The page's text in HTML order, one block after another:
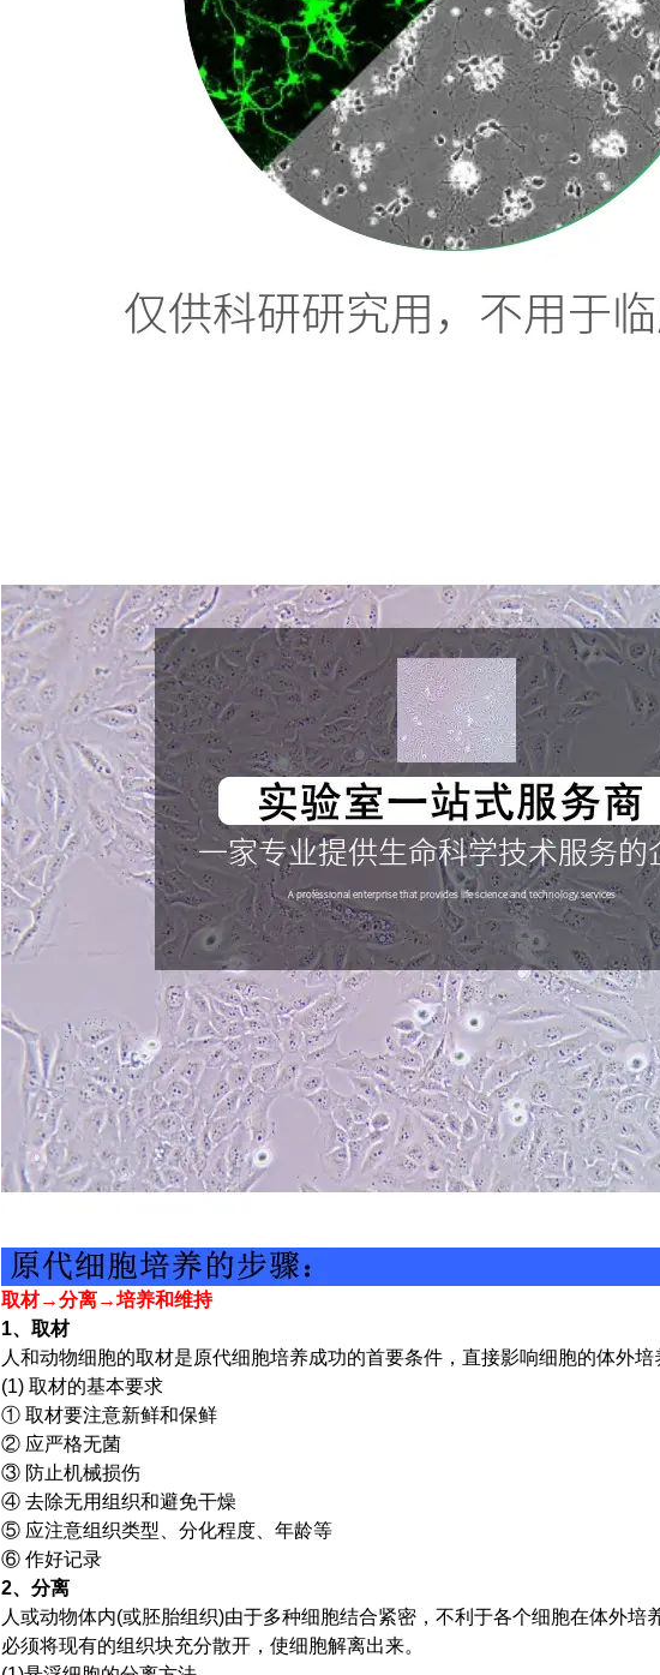
取材→分离→培养和维持
1、取材
人和动物细胞的取材是原代细胞培养成功的首要条件，直接影响细胞的体外培
(1) 取材的基本要求
① 取材要注意新鲜和保鲜
② 应严格无菌
③ 防止机械损伤
④ 去除无用组织和避免干燥
⑤ 应注意组织类型、分化程度、年龄等
⑥ 作好记录
2、分离
人或动物体内(或胚胎组织)由于多种细胞结合紧密，不利于各个细胞在体外培
必须将现有的组织块充分散开，使细胞解离出来。